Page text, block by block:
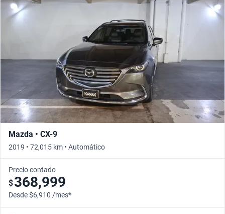
Mazda • CX-9
2019 • 72,015 km • Automático
Precio contado
$368,999
Desde $6,910 /mes*